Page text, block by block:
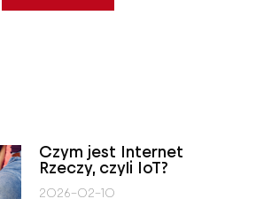
Czym jest Internet
Rzeczy, czyli IoT?
2026-02-10